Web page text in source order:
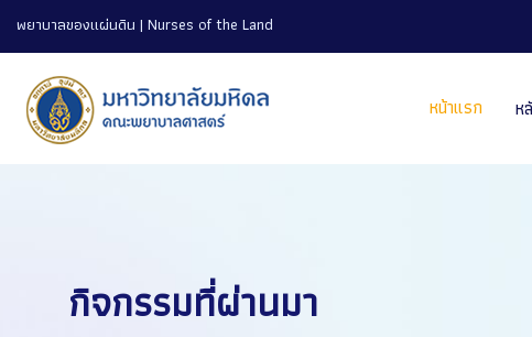
พยาบาลของแผ่นดิน | Nurses of the Land
หน้าแรก ห
กิจกรรมที่ผ่านมา